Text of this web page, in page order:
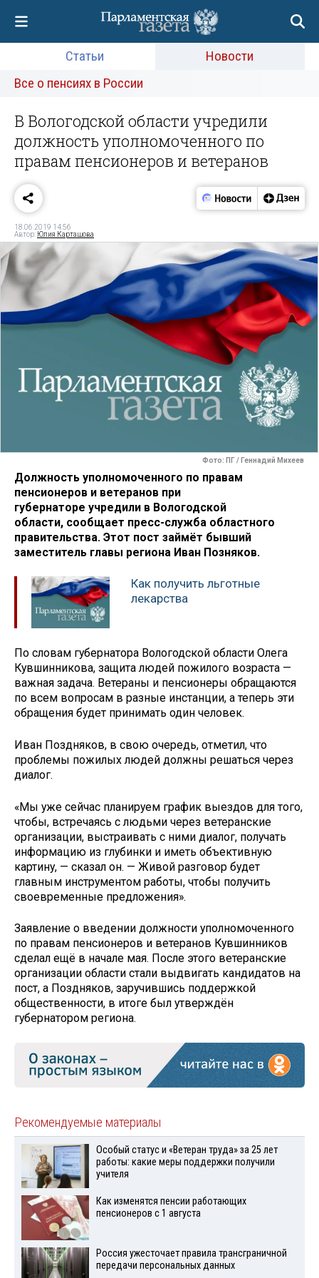
Статьи
Новости
Все о пенсиях в России
В Вологодской области учредили
должность уполномоченного по
правам пенсионеров и ветеранов
18.06.2019 14:56
Автор: Юлия Карташова
Фото: ПГ / Геннадий Михеев
Должность уполномоченного по правам
пенсионеров и ветеранов при
губернаторе учредили в Вологодской
области, сообщает пресс-служба областного
правительства. Этот пост займёт бывший
заместитель главы региона Иван Позняков.
Как получить льготные
лекарства
По словам губернатора Вологодской области Олега
Кувшинникова, защита людей пожилого возраста —
важная задача. Ветераны и пенсионеры обращаются
по всем вопросам в разные инстанции, а теперь эти
обращения будет принимать один человек.
Иван Поздняков, в свою очередь, отметил, что
проблемы пожилых людей должны решаться через
диалог.
«Мы уже сейчас планируем график выездов для того,
чтобы, встречаясь с людьми через ветеранские
организации, выстраивать с ними диалог, получать
информацию из глубинки и иметь объективную
картину, — сказал он. — Живой разговор будет
главным инструментом работы, чтобы получить
своевременные предложения».
Заявление о введении должности уполномоченного
по правам пенсионеров и ветеранов Кувшинников
сделал ещё в начале мая. После этого ветеранские
организации области стали выдвигать кандидатов на
пост, а Поздняков, заручившись поддержкой
общественности, в итоге был утверждён
губернатором региона.
Рекомендуемые материалы
Особый статус и «Ветеран труда» за 25 лет
работы: какие меры поддержки получили
учителя
Как изменятся пенсии работающих
пенсионеров с 1 августа
Россия ужесточает правила трансграничной
передачи персональных данных